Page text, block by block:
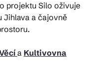
projektu Silo oživuje
Jihlava a čajovně
a Kultivovna